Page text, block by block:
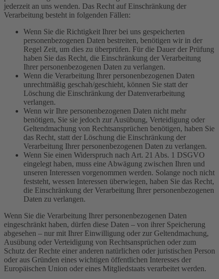
jederzeit an uns wenden. Das Recht auf Einschränkung der
Verarbeitung besteht in folgenden Fällen:
Wenn Sie die Richtigkeit Ihrer bei uns gespeicherten
personenbezogenen Daten bestreiten, benötigen wir in der
Regel Zeit, um dies zu überprüfen. Für die Dauer der Prüfung
haben Sie das Recht, die Einschränkung der Verarbeitung
Ihrer personenbezogenen Daten zu verlangen.
Wenn die Verarbeitung Ihrer personenbezogenen Daten
unrechtmäßig geschah/geschieht, können Sie statt der
Löschung die Einschränkung der Datenverarbeitung
verlangen.
Wenn wir Ihre personenbezogenen Daten nicht mehr
benötigen, Sie sie jedoch zur Ausübung, Verteidigung oder
Geltendmachung von Rechtsansprüchen benötigen, haben Sie
das Recht, statt der Löschung die Einschränkung der
Verarbeitung Ihrer personenbezogenen Daten zu verlangen.
Wenn Sie einen Widerspruch nach Art. 21 Abs. 1 DSGVO
eingelegt haben, muss eine Abwägung zwischen Ihren und
unseren Interessen vorgenommen werden. Solange noch nicht
feststeht, wessen Interessen überwiegen, haben Sie das Recht,
die Einschränkung der Verarbeitung Ihrer personenbezogenen
Daten zu verlangen.
Wenn Sie die Verarbeitung Ihrer personenbezogenen Daten
eingeschränkt haben, dürfen diese Daten – von ihrer Speicherung
abgesehen – nur mit Ihrer Einwilligung oder zur Geltendmachung,
Ausübung oder Verteidigung von Rechtsansprüchen oder zum
Schutz der Rechte einer anderen natürlichen oder juristischen Person
oder aus Gründen eines wichtigen öffentlichen Interesses der
Europäischen Union oder eines Mitgliedstaats verarbeitet werden.